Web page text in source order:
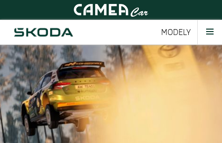
MODELY